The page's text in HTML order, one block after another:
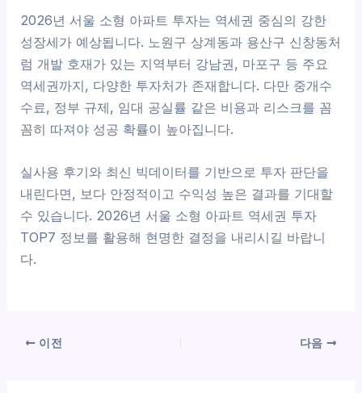
2026년 서울 소형 아파트 투자는 역세권 중심의 강한
성장세가 예상됩니다. 노원구 상계동과 용산구 신창동처
럼 개발 호재가 있는 지역부터 강남권, 마포구 등 주요
역세권까지, 다양한 투자처가 존재합니다. 다만 중개수
수료, 정부 규제, 임대 공실률 같은 비용과 리스크를 꼼
꼼히 따져야 성공 확률이 높아집니다.
실사용 후기와 최신 빅데이터를 기반으로 투자 판단을
내린다면, 보다 안정적이고 수익성 높은 결과를 기대할
수 있습니다. 2026년 서울 소형 아파트 역세권 투자
TOP7 정보를 활용해 현명한 결정을 내리시길 바랍니
다.
이전 다음